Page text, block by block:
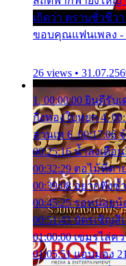
เถิดว่า ตราบชั่วชีว
ขอบคุณแฟนเพลง -
26 views •
1. 00:00:00 ยินดีรับ
กิ่งทองใบหยก 4.
ลานเท 6. 00:17:06
00:25:16 น้ำลงเดือ
00:32:29 ตอไม้ที่ตา
00:39:08 อยากฟังซ้
00:45:25 รอหน่อยน้
00:51:43 บัตรเชิญสี
01:00:00 เขมรไล่ค
01:05:51 แอบมอง